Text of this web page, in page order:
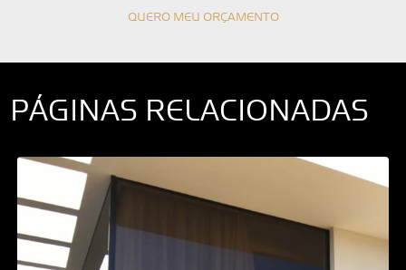
QUERO MEU ORÇAMENTO
PÁGINAS RELACIONADAS